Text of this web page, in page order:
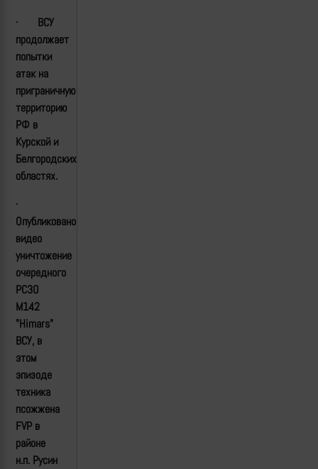
· ВСУ
продолжает
попытки
атак на
приграничную
территорию
РФ в
Курской и
Белгородских
областях.
·
Опубликовано
видео
уничтожение
очередного
РСЗО
M142
"Himars"
ВСУ, в
этом
эпизоде
техника
пcожжена
FVP в
районе
н.п. Русин